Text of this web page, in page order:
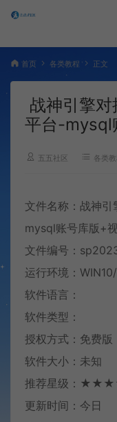
首页 各类教程 正文
战神引擎
平台-mysql
五五社区 各类
文件名称：战神
mysql账号库版+
文件编号：
运行环境：
软件语言：
软件类型：
授权方式：免费版
软件大小：未知
推荐星级：
更新时间：今日